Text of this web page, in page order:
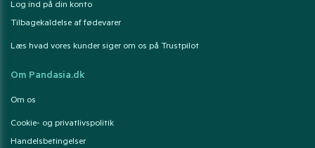
Log ind på din konto
Tilbagekaldelse af fødevarer
Læs hvad vores kunder siger om os på Trustpilot
Om Pandasia.dk
Om os
Cookie- og privatlivspolitik
Handelsbetingelser